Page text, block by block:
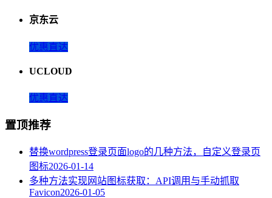
京东云
优惠直达
UCLOUD
优惠直达
置顶推荐
替换wordpress登录页面logo的几种方法，自定义登录页
图标2026-01-14
多种方法实现网站图标获取：API调用与手动抓取
Favicon2026-01-05